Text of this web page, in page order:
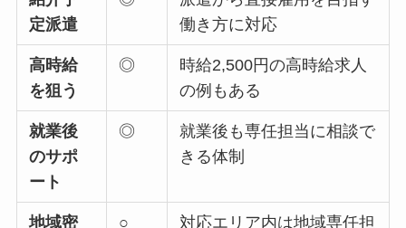
定派遣
働き方に対応
高時給
を狙う
◎
時給2,500円の高時給求人
の例もある
就業後
のサポ
ート
◎
就業後も専任担当に相談で
きる体制
地域密
○
対応エリア内は地域専任担